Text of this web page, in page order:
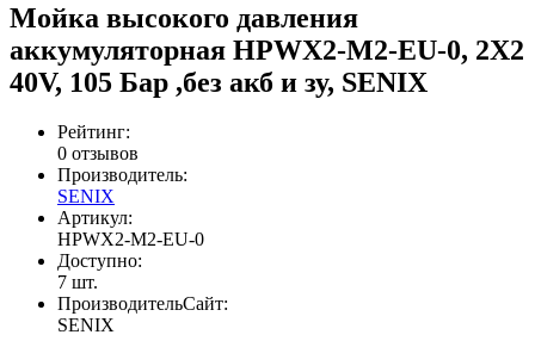
Мойка высокого давления
аккумуляторная HPWX2-M2-EU-0, 2X2
40V, 105 Бар ,без акб и зу, SENIX
Рейтинг:
0 отзывов
Производитель:
SENIX
Артикул:
HPWX2-M2-EU-0
Доступно:
7 шт.
ПроизводительСайт:
SENIX